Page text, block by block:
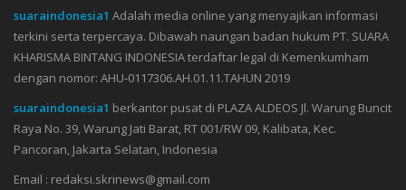
suaraindonesia1 Adalah media online yang menyajikan informasi
terkini serta terpercaya. Dibawah naungan badan hukum PT. SUARA
KHARISMA BINTANG INDONESIA terdaftar legal di Kemenkumham
dengan nomor: AHU-0117306.AH.01.11.TAHUN 2019
suaraindonesia1 berkantor pusat di PLAZA ALDEOS Jl. Warung Buncit
Raya No. 39, Warung Jati Barat, RT 001/RW 09, Kalibata, Kec.
Pancoran, Jakarta Selatan, Indonesia
Email : redaksi.skrinews@gmail.com